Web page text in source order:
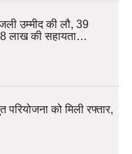
उम्मीद की लौ, 39
लाख की सहायता…
को मिली रफ्तार,